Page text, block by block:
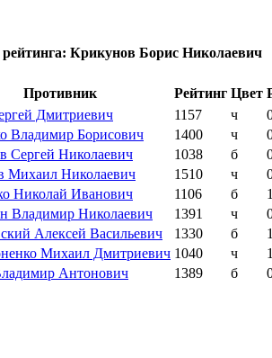
Крикунов Борис Николаевич
Противник Рейтинг Цвет
Дмитриевич 1157 ч
Владимир Борисович 1400 ч
Сергей Николаевич 1038 б
Михаил Николаевич 1510 ч
Николай Иванович 1106 б
Владимир Николаевич 1391 ч
Алексей Васильевич 1330 б
Михаил Дмитриевич 1040 ч
Антонович 1389 б